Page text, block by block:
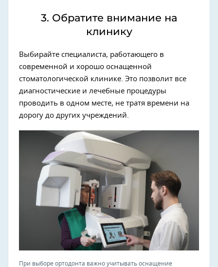
3. Обратите внимание на
клинику
Выбирайте специалиста, работающего в
современной и хорошо оснащенной
стоматологической клинике. Это позволит все
диагностические и лечебные процедуры
проводить в одном месте, не тратя времени на
дорогу до других учреждений.
При выборе ортодонта важно учитывать оснащение